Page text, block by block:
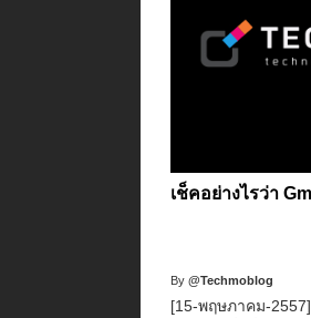
เช็คอย่างไรว่า
By@Techmoblog
[15-พฤษภาคม-